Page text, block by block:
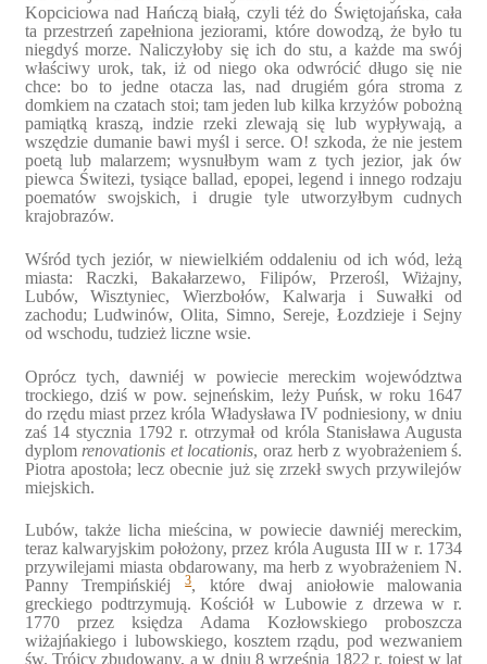
Kopciciowa nad Hańczą białą, czyli téż do Świętojańska, cała
ta przestrzeń zapełniona jeziorami, które dowodzą, że było tu
niegdyś morze. Naliczyłoby się ich do stu, a każde ma swój
właściwy urok, tak, iż od niego oka odwrócić długo się nie
chce: bo to jedne otacza las, nad drugiém góra stroma z
domkiem na czatach stoi; tam jeden lub kilka krzyżów pobożną
pamiątką kraszą, indzie rzeki zlewają się lub wypływają, a
wszędzie dumanie bawi myśl i serce. O! szkoda, że nie jestem
poetą lub malarzem; wysnułbym wam z tych jezior, jak ów
piewca Świtezi, tysiące ballad, epopei, legend i innego rodzaju
poematów swojskich, i drugie tyle utworzyłbym cudnych
krajobrazów.
Wśród tych jeziór, w niewielkiém oddaleniu od ich wód, leżą
miasta: Raczki, Bakałarzewo, Filipów, Przerośl, Wiżajny,
Lubów, Wisztyniec, Wierzbołów, Kalwarja i Suwałki od
zachodu; Ludwinów, Olita, Simno, Sereje, Łozdzieje i Sejny
od wschodu, tudzież liczne wsie.
Oprócz tych, dawniéj w powiecie mereckim województwa
trockiego, dziś w pow. sejneńskim, leży Puńsk, w roku 1647
do rzędu miast przez króla Władysława IV podniesiony, w dniu
zaś 14 stycznia 1792 r. otrzymał od króla Stanisława Augusta
dyplom renovationis et locationis, oraz herb z wyobrażeniem ś.
Piotra apostoła; lecz obecnie już się zrzekł swych przywilejów
miejskich.
Lubów, także licha mieścina, w powiecie dawniéj mereckim,
teraz kalwaryjskim położony, przez króla Augusta III w r. 1734
przywilejami miasta obdarowany, ma herb z wyobrażeniem N.
Panny Trempińskiéj3, które dwaj aniołowie malowania
greckiego podtrzymują. Kościół w Lubowie z drzewa w r.
1770 przez księdza Adama Kozłowskiego proboszcza
wiżajńakiego i lubowskiego, kosztem rządu, pod wezwaniem
św. Trójcy zbudowany, a w dniu 8 września 1822 r. tojest w lat